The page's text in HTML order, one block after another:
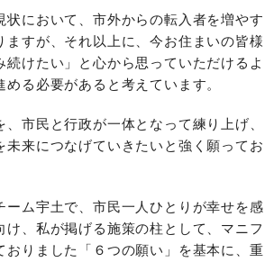
において、市外からの転入者を増やす
ますが、それ以上に、今お住まいの皆様
続けたい」と心から思っていただけるよ
る必要があると考えています。
市民と行政が一体となって練り上げ、
未来につなげていきたいと強く願ってお
ム宇土で、市民一人ひとりが幸せを感
け、私が掲げる施策の柱として、マニフ
おりました「６つの願い」を基本に、重